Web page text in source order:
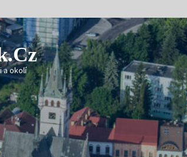
a okolí